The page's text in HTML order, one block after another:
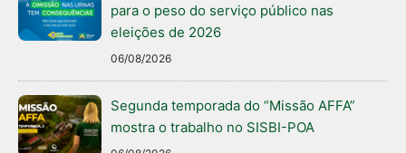
para o peso do serviço público nas
eleições de 2026
06/08/2026
Segunda temporada do “Missão AFFA”
mostra o trabalho no SISBI-POA